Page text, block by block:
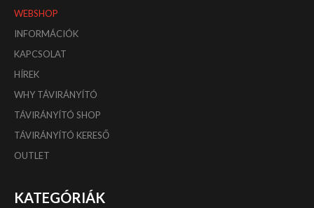
WEBSHOP
INFORMÁCIÓK
KAPCSOLAT
HÍREK
WHY TÁVIRÁNYÍTÓ
TÁVIRÁNYÍTÓ SHOP
TÁVIRÁNYÍTÓ KERESŐ
OUTLET
KATEGÓRIÁK